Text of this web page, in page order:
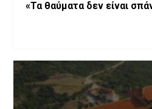
«Τα θαύματα δεν είναι